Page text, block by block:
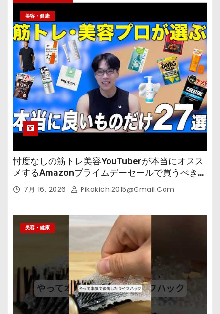
美容・健康
忖度なしの筋トレ美容YouTuberが本当にオスス
メするAmazonプライムデーセールで買うべきも
の 7月 16, 2026 Pikakichi2015@gmail.com
美容・健康